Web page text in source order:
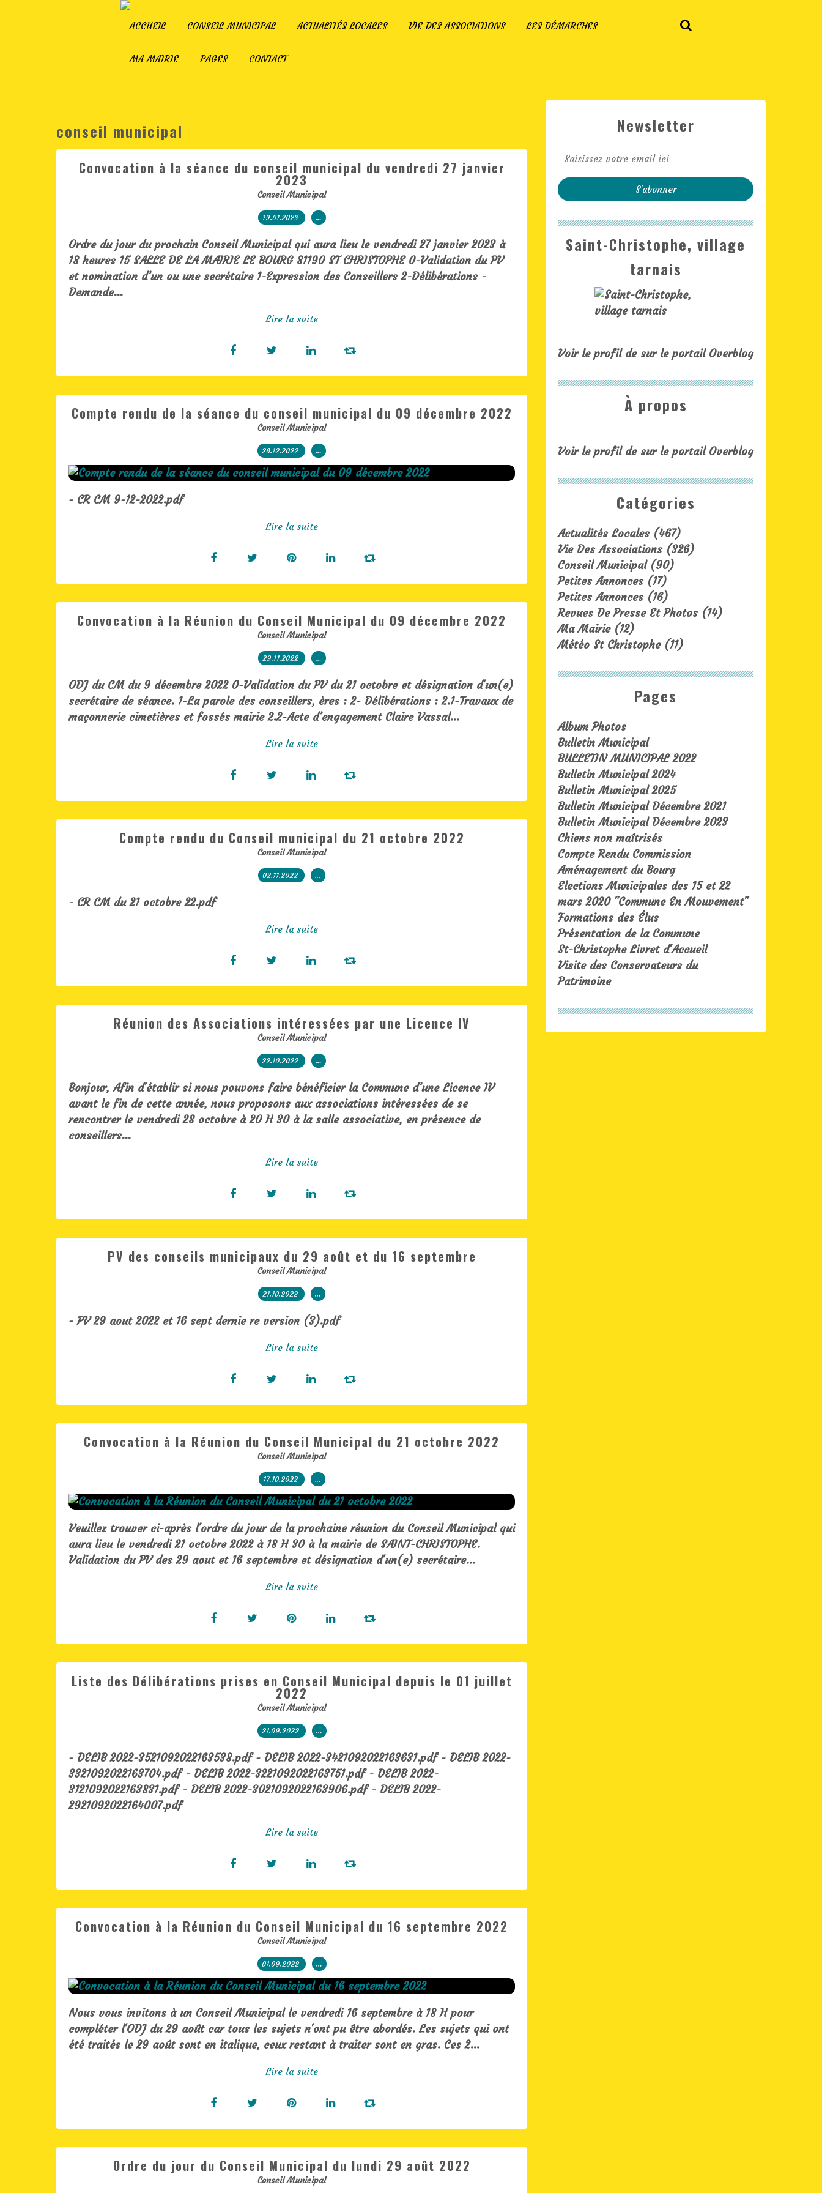
ACCUEIL CONSEIL MUNICIPAL ACTUALITÉS LOCALES VIE DES ASSOCIATIONS LES DÉMARCHES
MA MAIRIE PAGES CONTACT
conseil municipal
Convocation à la séance du conseil municipal du vendredi 27 janvier
2023
Conseil Municipal
19.01.2023 …
Ordre du jour du prochain Conseil Municipal qui aura lieu le vendredi 27 janvier 2023 à
18 heures 15 SALLE DE LA MAIRIE LE BOURG 81190 ST CHRISTOPHE 0-Validation du PV
et nomination d’un ou une secrétaire 1-Expression des Conseillers 2-Délibérations -
Demande...
Lire la suite
Compte rendu de la séance du conseil municipal du 09 décembre 2022
Conseil Municipal
26.12.2022 …
- CR CM 9-12-2022.pdf
Lire la suite
Convocation à la Réunion du Conseil Municipal du 09 décembre 2022
Conseil Municipal
29.11.2022 …
ODJ du CM du 9 décembre 2022 0-Validation du PV du 21 octobre et désignation d'un(e)
secrétaire de séance. 1-La parole des conseillers, ères : 2- Délibérations : 2.1-Travaux de
maçonnerie cimetières et fossés mairie 2.2-Acte d’engagement Claire Vassal...
Lire la suite
Compte rendu du Conseil municipal du 21 octobre 2022
Conseil Municipal
02.11.2022 …
- CR CM du 21 octobre 22.pdf
Lire la suite
Réunion des Associations intéressées par une Licence IV
Conseil Municipal
22.10.2022 …
Bonjour, Afin d'établir si nous pouvons faire bénéficier la Commune d’une Licence IV
avant le fin de cette année, nous proposons aux associations intéressées de se
rencontrer le vendredi 28 octobre à 20 H 30 à la salle associative, en présence de
conseillers...
Lire la suite
PV des conseils municipaux du 29 août et du 16 septembre
Conseil Municipal
21.10.2022 …
- PV 29 aout 2022 et 16 sept dernie re version (3).pdf
Lire la suite
Convocation à la Réunion du Conseil Municipal du 21 octobre 2022
Conseil Municipal
17.10.2022 …
Veuillez trouver ci-après l'ordre du jour de la prochaine réunion du Conseil Municipal qui
aura lieu le vendredi 21 octobre 2022 à 18 H 30 à la mairie de SAINT-CHRISTOPHE.
Validation du PV des 29 aout et 16 septembre et désignation d'un(e) secrétaire...
Lire la suite
Liste des Délibérations prises en Conseil Municipal depuis le 01 juillet
2022
Conseil Municipal
21.09.2022 …
- DELIB 2022-3521092022163538.pdf - DELIB 2022-3421092022163631.pdf - DELIB 2022-
3321092022163704.pdf - DELIB 2022-3221092022163751.pdf - DELIB 2022-
3121092022163831.pdf - DELIB 2022-3021092022163906.pdf - DELIB 2022-
2921092022164007.pdf
Lire la suite
Convocation à la Réunion du Conseil Municipal du 16 septembre 2022
Conseil Municipal
01.09.2022 …
Nous vous invitons à un Conseil Municipal le vendredi 16 septembre à 18 H pour
compléter l'ODJ du 29 août car tous les sujets n'ont pu être abordés. Les sujets qui ont
été traités le 29 août sont en italique, ceux restant à traiter sont en gras. Ces 2...
Lire la suite
Ordre du jour du Conseil Municipal du lundi 29 août 2022
Conseil Municipal
Newsletter
Catégories
Actualités Locales(467)
Vie Des Associations(326)
Conseil Municipal(90)
Petites Annonces(17)
Petites Annonces(16)
Revues De Presse Et Photos(14)
Ma Mairie(12)
Météo St Christophe(11)
Pages
Album Photos
Bulletin Municipal
BULLETIN MUNICIPAL 2022
Bulletin Municipal 2024
Bulletin Municipal 2025
Bulletin Municipal Décembre 2021
Bulletin Municipal Décembre 2023
Chiens non maîtrisés
Compte Rendu Commission
Aménagement du Bourg
Elections Municipales des 15 et 22
mars 2020 "Commune En Mouvement"
Formations des Élus
Présentation de la Commune
St-Christophe Livret d'Accueil
Visite des Conservateurs du
Patrimoine
Saint-Christophe, village
tarnais
Voir le profil de sur le portail Overblog
À propos
Voir le profil de sur le portail Overblog